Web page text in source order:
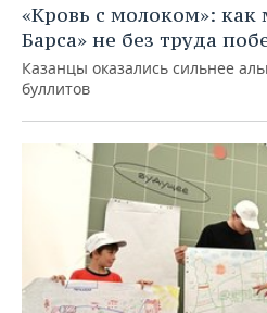
«Кровь с молоком»:
Барса» не без труда
Казанцы оказались сильнее
буллитов